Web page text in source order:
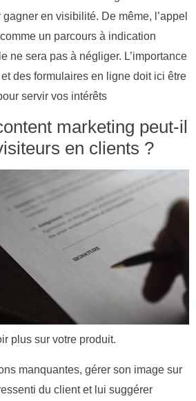
en visibilité. De même, l’appel
un parcours à indication
ne sera pas à négliger. L’importance
des formulaires en ligne doit ici être
servir vos intérêts
marketing peut-il
en clients ?
plus sur votre produit.
manquantes, gérer son image sur
du client et lui suggérer